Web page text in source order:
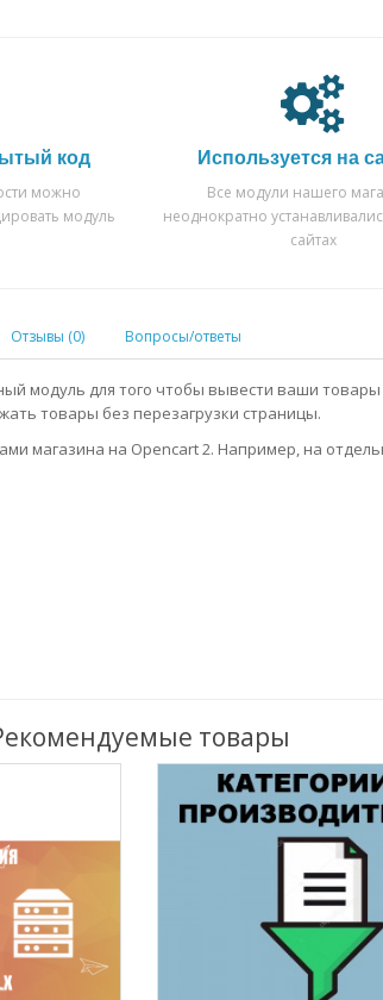
код
можно
модуль
Используется на
Все модули нашего
неоднократно
сайтах
Отзывы (0) Вопросы/ответы
модуль для того чтобы вывести ваши
товары без перезагрузки страницы.
магазина на Opencart 2. Например, на
товары